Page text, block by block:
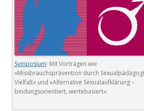
Symposium: Mit Vorträgen wie
»Missbrauchsprävention durch
Vielfalt« und »Alternative Sexualaufklärung –
bindungsorientiert, wertebasiert«